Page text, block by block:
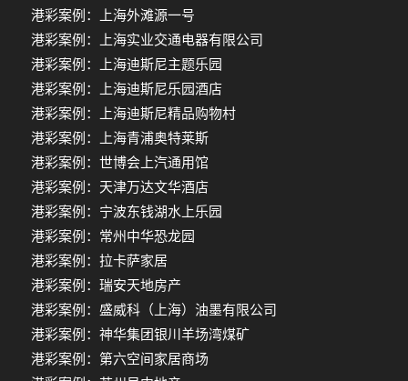
港彩案例：上海外滩源一号
港彩案例：上海实业交通电器有限公司
港彩案例：上海迪斯尼主题乐园
港彩案例：上海迪斯尼乐园酒店
港彩案例：上海迪斯尼精品购物村
港彩案例：上海青浦奥特莱斯
港彩案例：世博会上汽通用馆
港彩案例：天津万达文华酒店
港彩案例：宁波东钱湖水上乐园
港彩案例：常州中华恐龙园
港彩案例：拉卡萨家居
港彩案例：瑞安天地房产
港彩案例：盛威科（上海）油墨有限公司
港彩案例：神华集团银川羊场湾煤矿
港彩案例：第六空间家居商场